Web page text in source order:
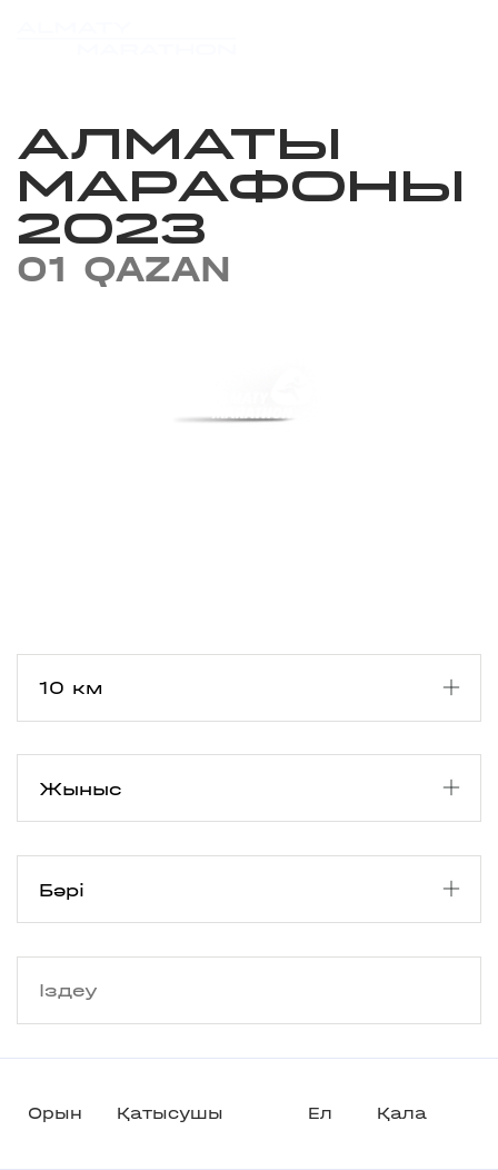
АЛМАТЫ
МАРАФОНЫ
2023
01 QAZAN
Орын Қатысушы Ел Қала